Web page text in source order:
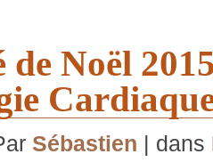
de Noël
Sébastien | dans